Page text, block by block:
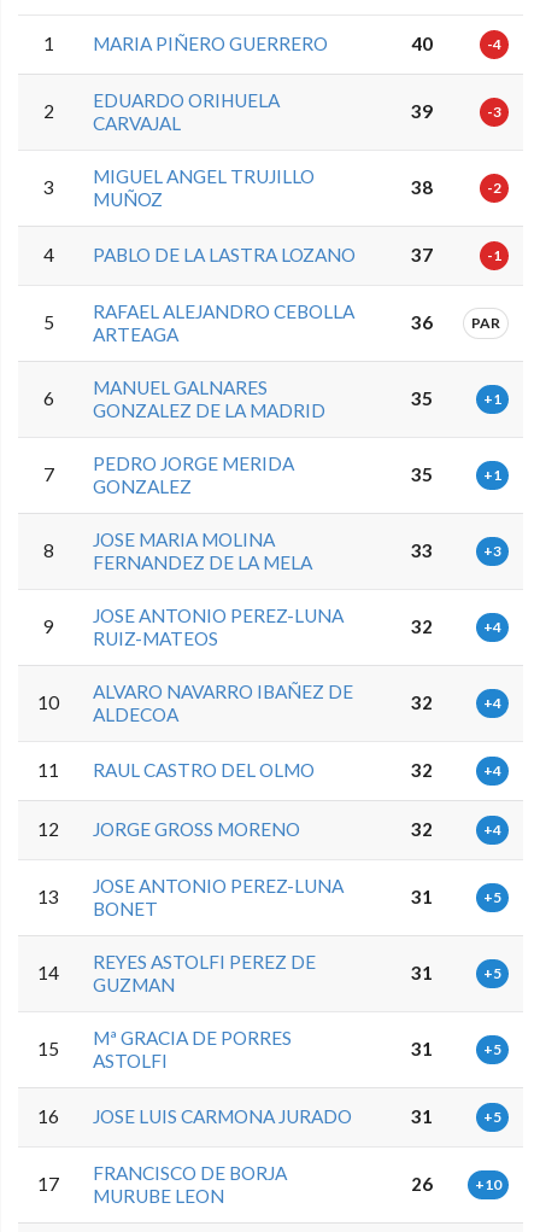
1 MARIA PIÑERO GUERRERO 40 -4
2
EDUARDO ORIHUELA
CARVAJAL
39 -3
3
MIGUEL ANGEL TRUJILLO
MUÑOZ
38 -2
4 PABLO DE LA LASTRA LOZANO 37 -1
5
RAFAEL ALEJANDRO CEBOLLA
ARTEAGA
36 PAR
6
MANUEL GALNARES
GONZALEZ DE LA MADRID
35 +1
7
PEDRO JORGE MERIDA
GONZALEZ
35 +1
8
JOSE MARIA MOLINA
FERNANDEZ DE LA MELA
33 +3
9
JOSE ANTONIO PEREZ-LUNA
RUIZ-MATEOS
32 +4
10
ALVARO NAVARRO IBAÑEZ DE
ALDECOA
32 +4
11 RAUL CASTRO DEL OLMO 32 +4
12 JORGE GROSS MORENO 32 +4
13
JOSE ANTONIO PEREZ-LUNA
BONET
31 +5
14
REYES ASTOLFI PEREZ DE
GUZMAN
31 +5
15
Mª GRACIA DE PORRES
ASTOLFI
31 +5
16 JOSE LUIS CARMONA JURADO 31 +5
17
FRANCISCO DE BORJA
MURUBE LEON
26 +10